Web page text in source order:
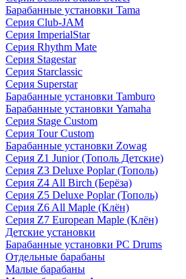
Барабанные установки Tama
Серия Club-JAM
Серия ImperialStar
Серия Rhythm Mate
Серия Stagestar
Серия Starclassic
Серия Superstar
Барабанные установки Tamburo
Барабанные установки Yamaha
Серия Stage Custom
Серия Tour Custom
Барабанные установки Zowag
Серия Z1 Junior (Тополь Детские)
Серия Z3 Deluxe Poplar (Тополь)
Серия Z4 All Birch (Берёза)
Серия Z5 Deluxe Poplar (Тополь)
Серия Z6 All Maple (Клён)
Серия Z7 European Maple (Клён)
Детские установки
Барабанные установки PC Drums
Отдельные барабаны
Малые барабаны